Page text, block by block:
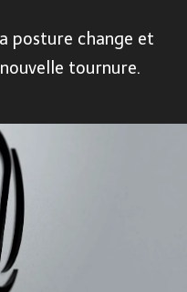
posture change et
tournure.